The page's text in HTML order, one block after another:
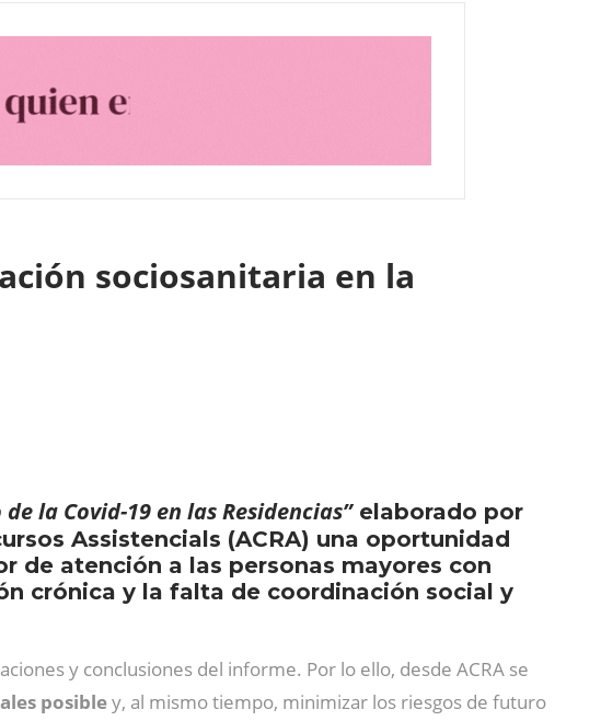
sociosanitaria en la
la Covid-19 en las Residencias”elaborado por
Assistencials (ACRA) una oportunidad
de atención a las personas mayores con
crónica y la falta de coordinación social y
y conclusiones del informe. Por lo ello, desde ACRA se
posibley, al mismo tiempo, minimizar los riesgos de futuro